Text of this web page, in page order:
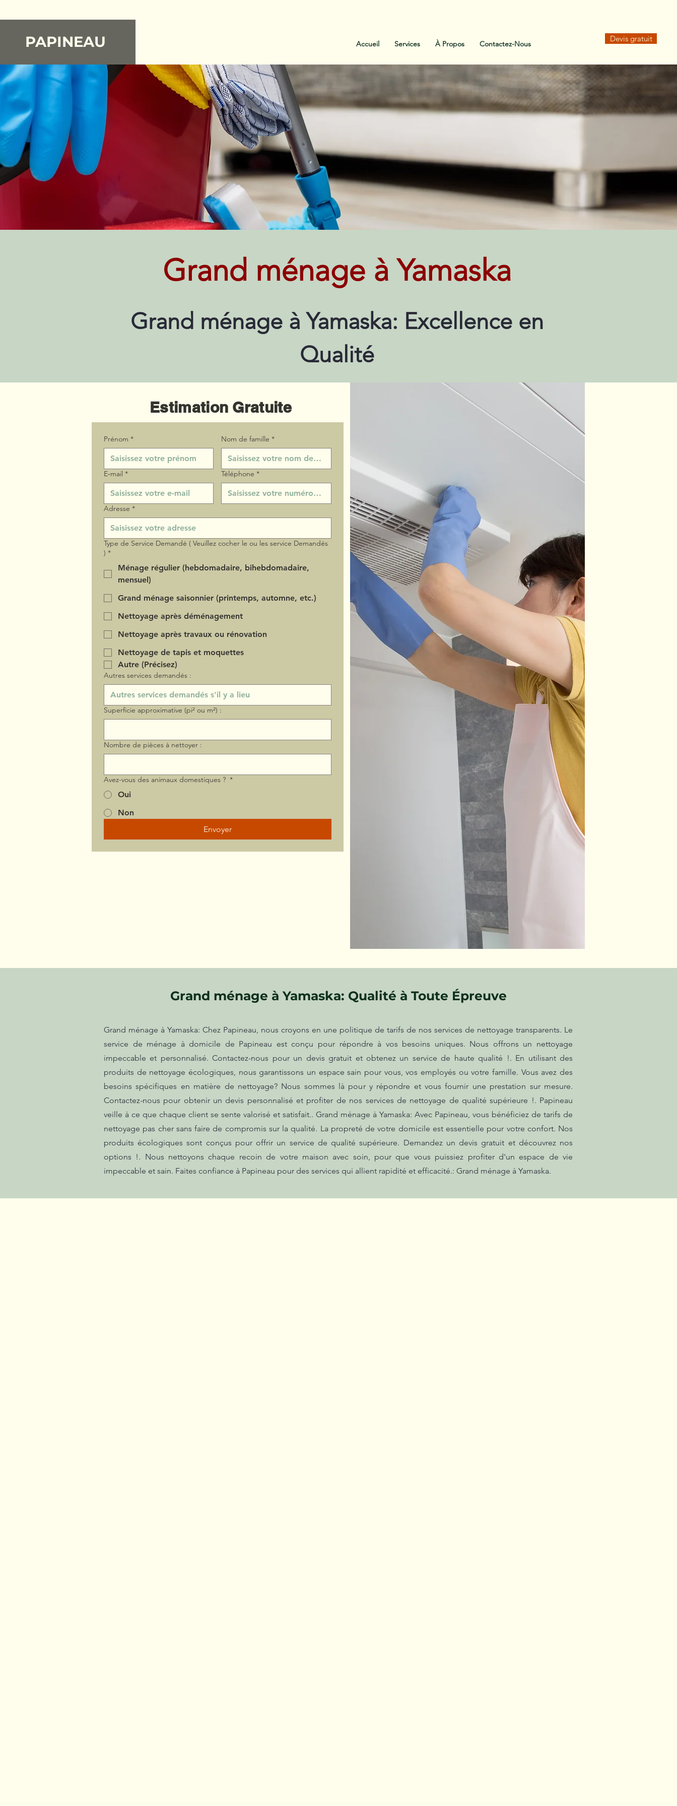
PAPINEAU Accueil Services À Propos Contactez-Nous
Devis gratuit
Grand ménage à Yamaska
Grand ménage à Yamaska: Excellence en
Qualité
Estimation Gratuite
Prénom * Nom de famille *
E‑mail * Téléphone *
Adresse *
Type de Service Demandé ( Veuillez cocher le ou les service Demandés
) *
Ménage régulier (hebdomadaire, bihebdomadaire,
mensuel)
Grand ménage saisonnier (printemps, automne, etc.)
Nettoyage après déménagement
Nettoyage après travaux ou rénovation
Nettoyage de tapis et moquettes
Autre (Précisez)
Autres services demandés :
Superficie approximative (pi² ou m²) :
Nombre de pièces à nettoyer :
Avez-vous des animaux domestiques ? *
Oui
Non
Envoyer
Grand ménage à Yamaska: Qualité à Toute Épreuve
Grand ménage à Yamaska: Chez Papineau, nous croyons en une politique de tarifs de nos services de nettoyage transparents. Le
service de ménage à domicile de Papineau est conçu pour répondre à vos besoins uniques. Nous offrons un nettoyage
impeccable et personnalisé. Contactez-nous pour un devis gratuit et obtenez un service de haute qualité !. En utilisant des
produits de nettoyage écologiques, nous garantissons un espace sain pour vous, vos employés ou votre famille. Vous avez des
besoins spécifiques en matière de nettoyage? Nous sommes là pour y répondre et vous fournir une prestation sur mesure.
Contactez-nous pour obtenir un devis personnalisé et profiter de nos services de nettoyage de qualité supérieure !. Papineau
veille à ce que chaque client se sente valorisé et satisfait.. Grand ménage à Yamaska: Avec Papineau, vous bénéficiez de tarifs de
nettoyage pas cher sans faire de compromis sur la qualité. La propreté de votre domicile est essentielle pour votre confort. Nos
produits écologiques sont conçus pour offrir un service de qualité supérieure. Demandez un devis gratuit et découvrez nos
options !. Nous nettoyons chaque recoin de votre maison avec soin, pour que vous puissiez profiter d'un espace de vie
impeccable et sain. Faites confiance à Papineau pour des services qui allient rapidité et efficacité.: Grand ménage à Yamaska.